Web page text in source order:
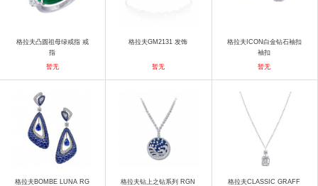
格拉夫凸圆祖母绿戒指 戒
指
暂无
格拉夫GM2131 发饰
暂无
格拉夫ICON白金钻石袖扣
袖扣
暂无
格拉夫BOMBE LUNA RG 格拉夫钻上之钻系列 RGN 格拉夫CLASSIC GRAFF